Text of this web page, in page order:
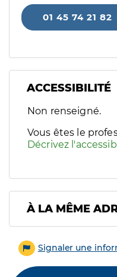
01 45 74 21 82
ACCESSIBILITÉ
Filtres
Sélectionnez un ou
Non renseigné.
Vous êtes le
Décrivez
À LA MÊME
Signaler une